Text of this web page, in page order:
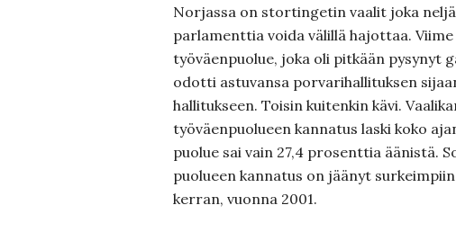
Norjassa on stortingetin vaalit joka
parlamenttia voida välillä hajottaa.
työväenpuolue, joka oli pitkään pysynyt
odotti astuvansa porvarihallituksen
hallitukseen. Toisin kuitenkin kävi.
työväenpuolueen kannatus laski koko
puolue sai vain 27,4 prosenttia äänistä.
puolueen kannatus on jäänyt
kerran, vuonna 2001.